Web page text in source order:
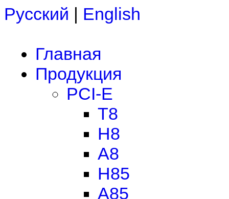
Русский | English
Главная
Продукция
PCI-E
T8
H8
A8
H85
A85